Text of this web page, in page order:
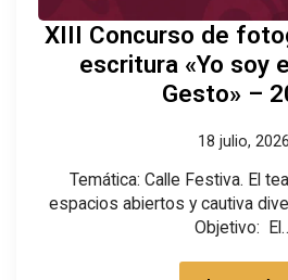
XIII Concurso de
escritura «Yo soy
Gesto» –
18 julio, 2026
Temática: Calle Festiva. El
espacios abiertos y cautiva
Objetivo: